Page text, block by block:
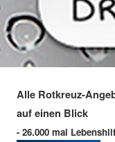
Alle Rotkreuz-
auf einen Blick
- 26.000 mal